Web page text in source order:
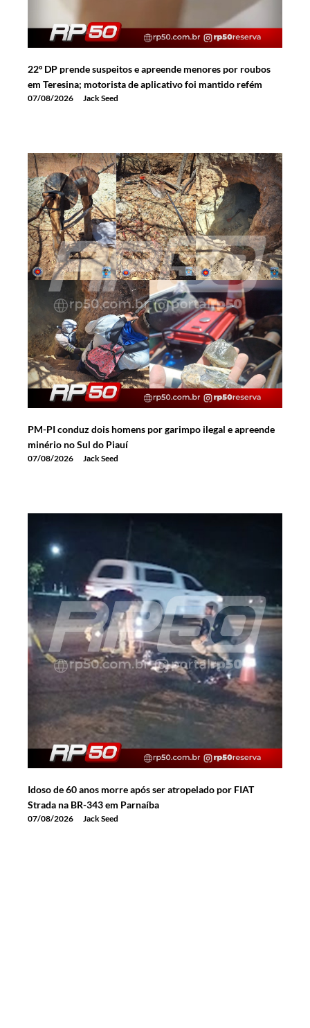
22º DP prende suspeitos e apreende menores por roubos
em Teresina; motorista de aplicativo foi mantido refém
07/08/2026 Jack Seed
PM-PI conduz dois homens por garimpo ilegal e apreende
minério no Sul do Piauí
07/08/2026 Jack Seed
Idoso de 60 anos morre após ser atropelado por FIAT
Strada na BR-343 em Parnaíba
07/08/2026 Jack Seed